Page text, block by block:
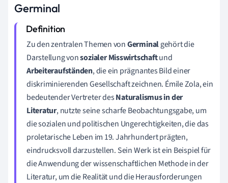
Germinal
Zu den zentralen Themen vonGerminalgehört die
Darstellung vonsozialer Misswirtschaftund
Arbeiteraufständen, die ein prägnantes Bild einer
diskriminierenden Gesellschaft zeichnen. Émile Zola, ein
bedeutender Vertreter desNaturalismus in der
Literatur, nutzte seine scharfe Beobachtungsgabe, um
die sozialen und politischen Ungerechtigkeiten, die das
proletarische Leben im 19. Jahrhundert prägten,
eindrucksvoll darzustellen. Sein Werk ist ein Beispiel für
die Anwendung der wissenschaftlichen Methode in der
Literatur, um die Realität und die Herausforderungen